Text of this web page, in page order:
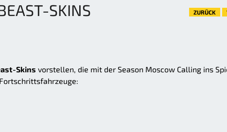
SKINS ZURÜCK
Skins vorstellen, die mit der Season Moscow Calling ins